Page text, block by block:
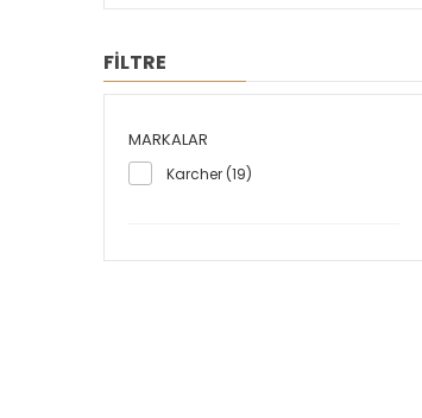
FİLTRE
MARKALAR
Karcher (19)